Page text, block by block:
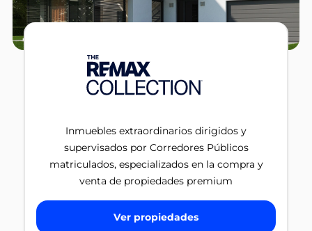
Inmuebles extraordinarios dirigidos y
supervisados por Corredores Públicos
matriculados, especializados en la compra y
venta de propiedades premium
Ver propiedades